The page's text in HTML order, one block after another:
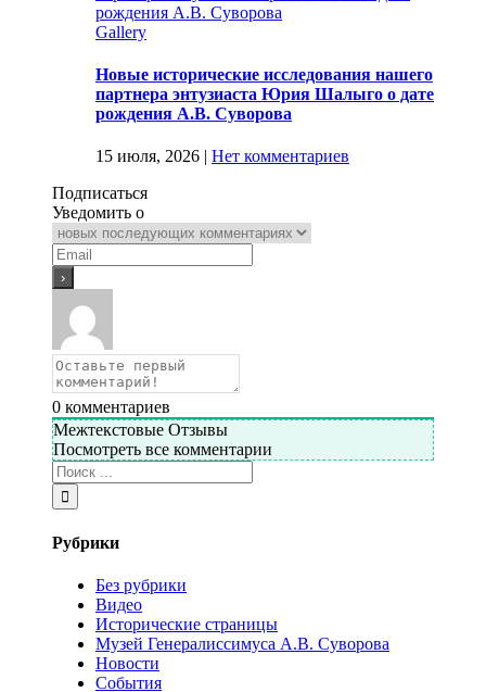
рождения А.В. Суворова
Gallery
Новые исторические исследования нашего
партнера энтузиаста Юрия Шалыго о дате
рождения А.В. Суворова
15 июля, 2026 | Нет комментариев
Подписаться
Уведомить о
0 комментариев
Межтекстовые Отзывы
Посмотреть все комментарии
Рубрики
Без рубрики
Видео
Исторические страницы
Музей Генералиссимуса А.В. Суворова
Новости
События